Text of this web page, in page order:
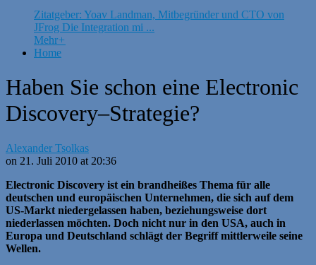
Zitatgeber: Yoav Landman, Mitbegründer und CTO von
JFrog Die Integration mi ...
Mehr+
Home
Haben Sie schon eine Electronic
Discovery–Strategie?
Alexander Tsolkas
on 21. Juli 2010 at 20:36
Electronic Discovery ist ein brandheißes Thema für alle
deutschen und europäischen Unternehmen, die sich auf dem
US-Markt niedergelassen haben, beziehungsweise dort
niederlassen möchten. Doch nicht nur in den USA, auch in
Europa und Deutschland schlägt der Begriff mittlerweile seine
Wellen.